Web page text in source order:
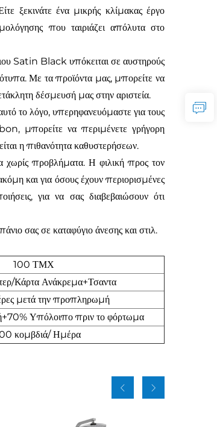
ξεκινάτε ένα μικρής κλίμακας έργο
που ταιριάζει απόλυτα στο
Satin Black υπόκειται σε αυστηρούς
Με τα προϊόντα μας, μπορείτε να
δέσμευσή μας στην αριστεία.
το λόγο, υπερηφανευόμαστε για τους
μπορείτε να περιμένετε γρήγορη
η πιθανότητα καθυστερήσεων.
προβλήματα. Η φιλική προς τον
και για όσους έχουν περιορισμένες
για να σας διαβεβαιώσουν ότι
σας σε καταφύγιο άνεσης και στιλ.
100 ΤΜΧ
Κάρτα Ανάκρεμα+Τσαντα
μετά την προπληρωμή
Υπόλοιπο πριν το φόρτωμα
κομβδιά/ Ημέρα